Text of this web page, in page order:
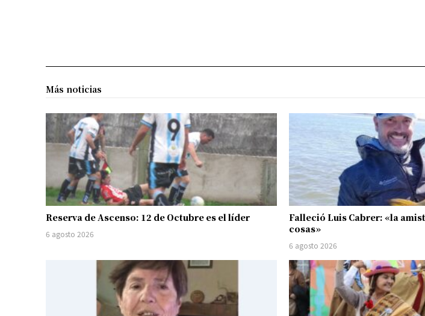
Más noticias
Reserva de Ascenso: 12 de Octubre es el líder
6 agosto 2026
Falleció Luis Cabrer: «la
cosas»
6 agosto 2026